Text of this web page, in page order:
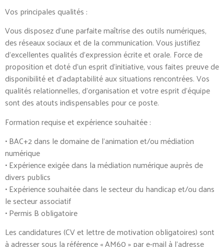
Vos principales qualités :
Vous disposez d’une parfaite maîtrise des outils numériques,
des réseaux sociaux et de la communication. Vous justifiez
d’excellentes qualités d’expression écrite et orale. Force de
proposition et doté d’un esprit d’initiative, vous faites preuve de
disponibilité et d’adaptabilité aux situations rencontrées. Vos
qualités relationnelles, d’organisation et votre esprit d’équipe
sont des atouts indispensables pour ce poste.
Formation requise et expérience souhaitée :
• BAC+2 dans le domaine de l’animation et/ou médiation
numérique
• Expérience exigée dans la médiation numérique auprès de
divers publics
• Expérience souhaitée dans le secteur du handicap et/ou dans
le secteur associatif
• Permis B obligatoire
Les candidatures (CV et lettre de motivation obligatoires) sont
à adresser sous la référence « AM60 » par e-mail à l’adresse